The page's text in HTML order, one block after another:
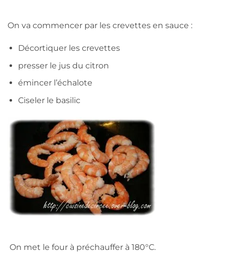
On va commencer par les crevettes en sauce :
Décortiquer les crevettes
presser le jus du citron
émincer l’échalote
Ciseler le basilic
On met le four à préchauffer à 180°C.